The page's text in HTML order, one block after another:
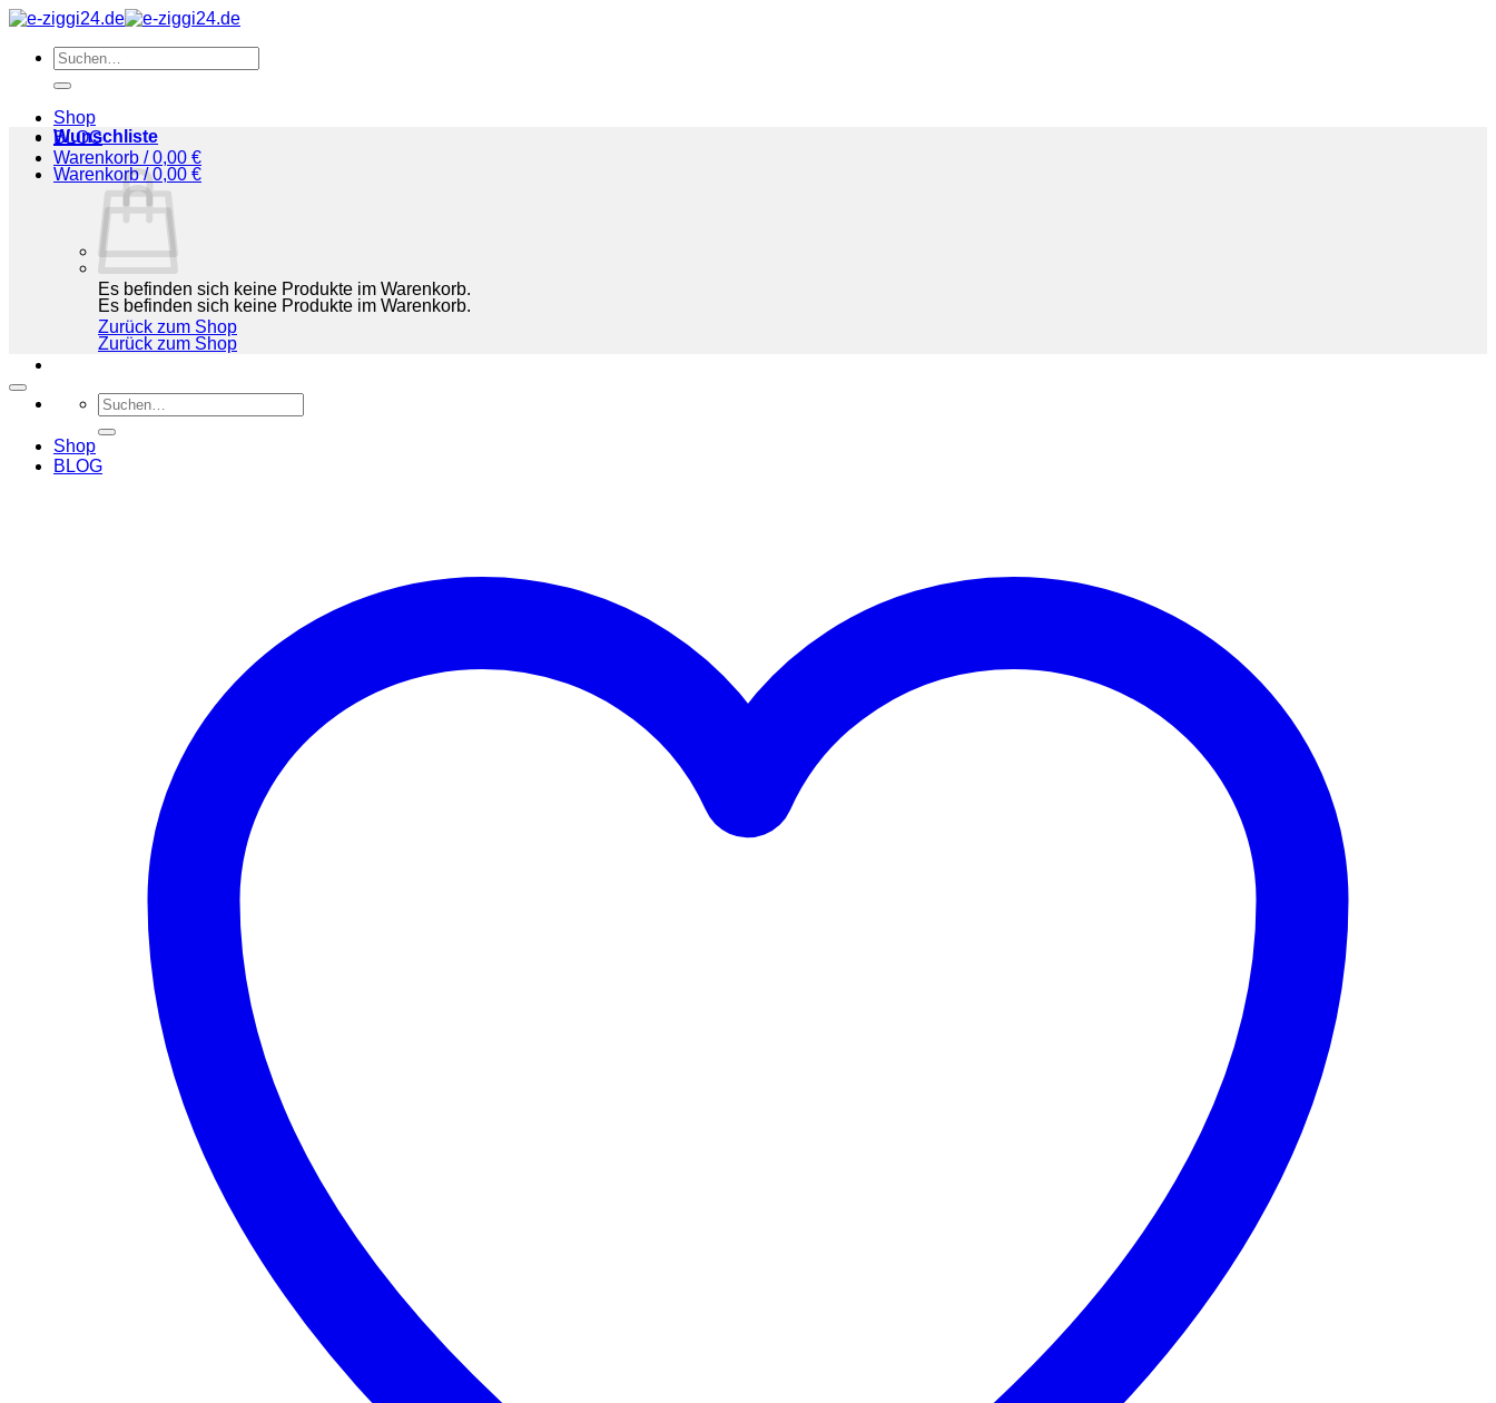
Zum
springenSuchen
nach:
Shop
BLOG
Warenkorb /0,00 €
Es befinden sich keine Produkte im Warenkorb.
Zurück zum Shop
Suchen
nach:
Shop
BLOG
Wunschliste
Warenkorb /0,00 €
Es befinden sich keine Produkte im Warenkorb.
Zurück zum Shop